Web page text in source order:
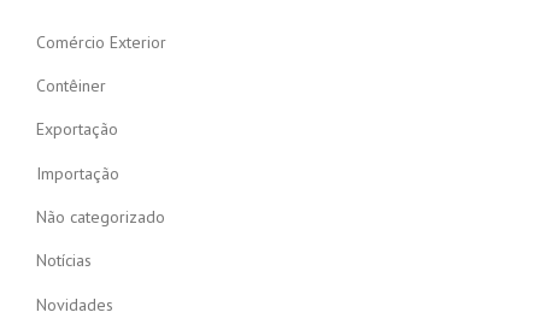
Comércio Exterior
Contêiner
Exportação
Importação
Não categorizado
Notícias
Novidades